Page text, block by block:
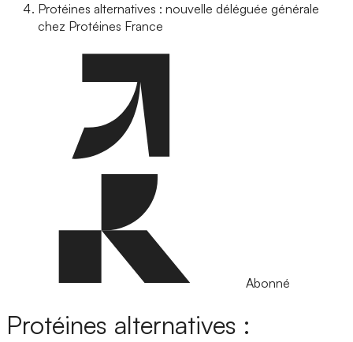
Protéines alternatives : nouvelle déléguée générale
chez Protéines France
Abonné
Protéines alternatives :